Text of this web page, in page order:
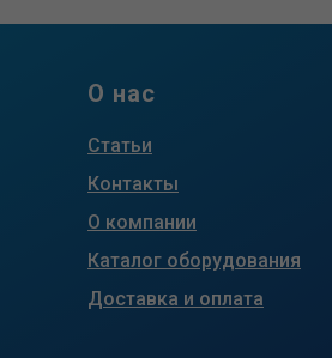
О нас
Статьи
Контакты
О компании
Каталог оборудования
Доставка и оплата